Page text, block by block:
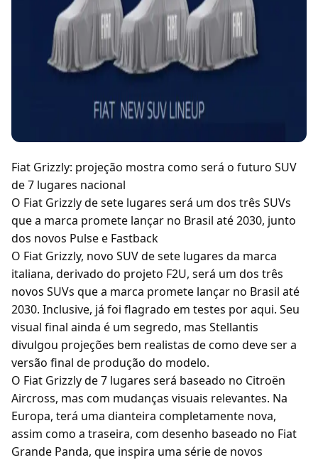
Fiat Grizzly: projeção mostra como será o futuro SUV
de 7 lugares nacional
O Fiat Grizzly de sete lugares será um dos três SUVs
que a marca promete lançar no Brasil até 2030, junto
dos novos Pulse e Fastback
O Fiat Grizzly, novo SUV de sete lugares da marca
italiana, derivado do projeto F2U, será um dos três
novos SUVs que a marca promete lançar no Brasil até
2030. Inclusive, já foi flagrado em testes por aqui. Seu
visual final ainda é um segredo, mas Stellantis
divulgou projeções bem realistas de como deve ser a
versão final de produção do modelo.
O Fiat Grizzly de 7 lugares será baseado no Citroën
Aircross, mas com mudanças visuais relevantes. Na
Europa, terá uma dianteira completamente nova,
assim como a traseira, com desenho baseado no Fiat
Grande Panda, que inspira uma série de novos